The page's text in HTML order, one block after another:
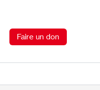
Faire un don